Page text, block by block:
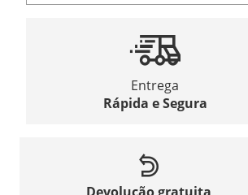
Entrega
Rápida e Segura